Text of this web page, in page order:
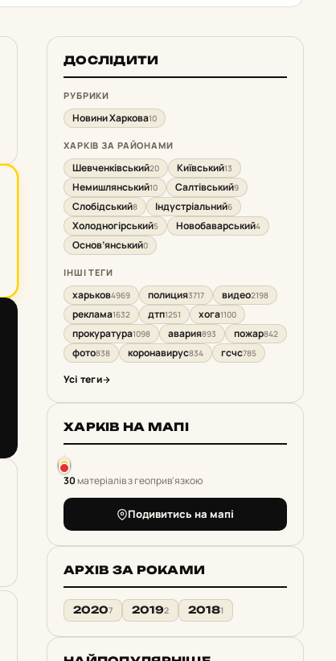
ДОСЛІДИТИ
РУБРИКИ
Новини Харкова10
ХАРКІВ ЗА РАЙОНАМИ
Шевченківський20 Київський13
Немишлянський10 Салтівський9
Слобідський8 Індустріальний6
Холодногірський5 Новобаварський4
Основ’янський0
ІНШІ ТЕГИ
харьков4969 полиция3717 видео2198
реклама1632 дтп1251 хога1100
прокуратура1098 авария893 пожар842
фото838 коронавирус834 гсчс785
Усі теги
ХАРКІВ НА МАПІ
30матеріалів з геоприв'язкою
Подивитись на мапі
АРХІВ ЗА РОКАМИ
20207 20192 20181